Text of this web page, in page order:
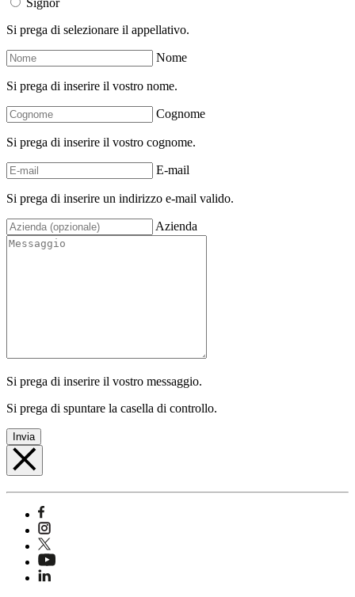
Signor
Si prega di selezionare il appellativo.
Nome
Si prega di inserire il vostro nome.
Cognome
Si prega di inserire il vostro cognome.
E-mail
Si prega di inserire un indirizzo e-mail valido.
Azienda
Si prega di inserire il vostro messaggio.
Si prega di spuntare la casella di controllo.
Invia